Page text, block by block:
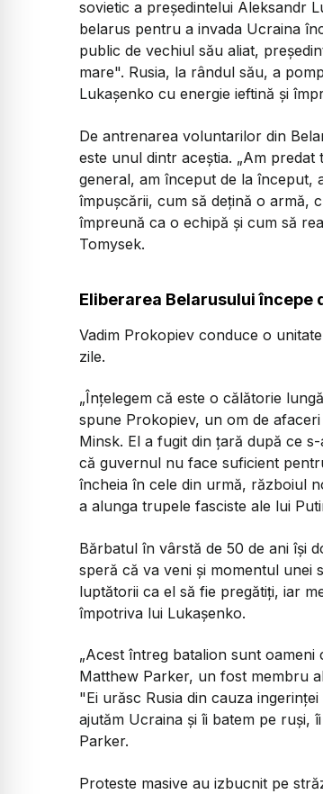
sovietic a președintelui Aleksandr
belarus pentru a invada Ucraina
public de vechiul său aliat,
mare". Rusia, la rândul său, a
Lukașenko cu energie ieftină și
De antrenarea voluntarilor din
este unul dintr aceștia. „Am
general, am început de la început,
împușcării, cum să dețină o armă,
împreună ca o echipă și cum să
Tomysek.
Eliberarea Belarusului începe
Vadim Prokopiev conduce o
zile.
„Înțelegem că este o călătorie
spune Prokopiev, un om de
Minsk. El a fugit din țară după ce
că guvernul nu face suficient
încheia în cele din urmă, războiul
a alunga trupele fasciste ale lui
Bărbatul în vârstă de 50 de ani își
speră că va veni și momentul unei
luptătorii ca el să fie pregătiți, iar
împotriva lui Lukașenko.
„Acest întreg batalion sunt
Matthew Parker, un fost membru
"Ei urăsc Rusia din cauza
ajutăm Ucraina și îi batem pe ruși,
Parker.
Proteste masive au izbucnit pe